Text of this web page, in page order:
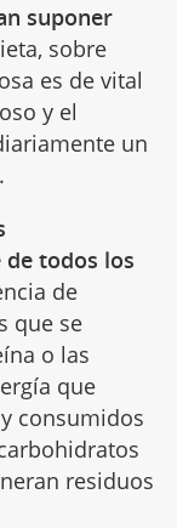
suponer
sobre
es de vital
y el
un
todos los
de
que se
o las
que
consumidos
residuos